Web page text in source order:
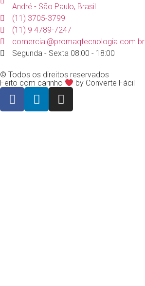
André - São Paulo, Brasil
(11) 3705-3799
(11) 9 4789-7247
comercial@promaqtecnologia.com.br
Segunda - Sexta 08:00 - 18:00
© Todos os direitos reservados
Feito com carinho
by Converte Fácil